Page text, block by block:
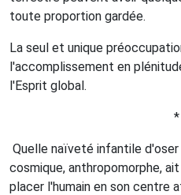
toute proportion gardée.
La seul et unique
l'accomplissement en
l'Esprit global.
*
Quelle naïveté infantile
cosmique, anthropomorphe,
placer l'humain en son centre